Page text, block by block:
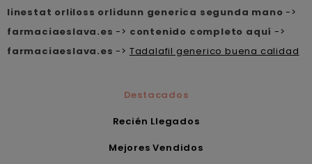
linestat orliloss orlidunn generica segunda mano ->
farmaciaeslava.es -> contenido completo aquí ->
farmaciaeslava.es -> Tadalafil generico buena calidad
Destacados
Recién Llegados
Mejores Vendidos